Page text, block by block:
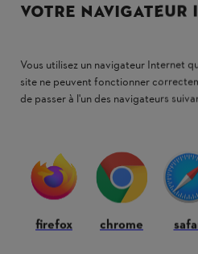
VOTRE
Vous utilisez un navigateur Internet
site ne peuvent fonctionner
de passer à l'un des navigateurs
firefox chrome